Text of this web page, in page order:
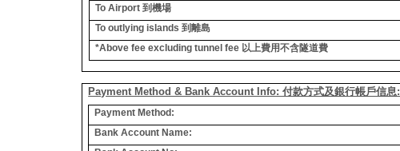
To Airport 到機場
To outlying islands 到離島
*Above fee excluding tunnel fee 以上費用不含隧道費
Payment Method & Bank Account Info: 付款方式及銀行帳戶信息:
Payment Method:
Bank Account Name: